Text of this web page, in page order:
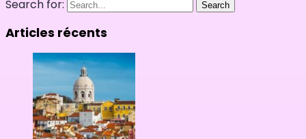
Search for: Search
Articles récents